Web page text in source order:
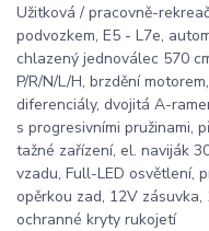
Užitková / pracovně-
podvozkem, E5 - L7e,
chlazený jednoválec 570
P/R/N/L/H, brzdění
diferenciály, dvojitá A-
s progresivními pružinami,
tažné zařízení, el. naviják
vzadu, Full-LED osvětlení,
opěrkou zad, 12V
ochranné kryty rukojetí